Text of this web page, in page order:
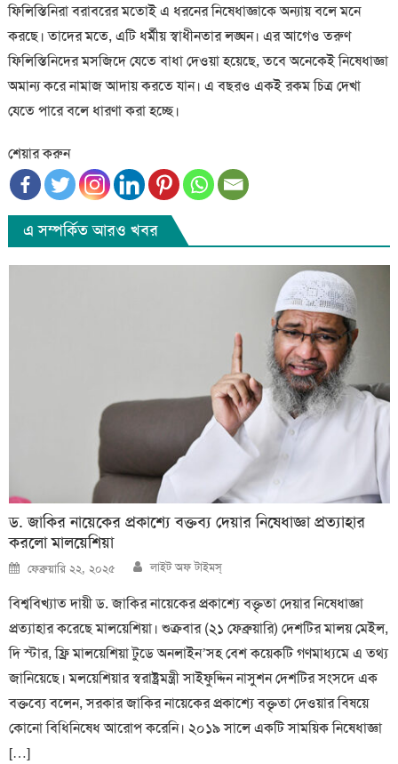
ফিলিস্তিনিরা বরাবরের মতোই এ ধরনের নিষেধাজ্ঞাকে অন্যায় বলে মনে
করছে। তাদের মতে, এটি ধর্মীয় স্বাধীনতার লঙ্ঘন। এর আগেও তরুণ
ফিলিস্তিনিদের মসজিদে যেতে বাধা দেওয়া হয়েছে, তবে অনেকেই নিষেধাজ্ঞা
অমান্য করে নামাজ আদায় করতে যান। এ বছরও একই রকম চিত্র দেখা
যেতে পারে বলে ধারণা করা হচ্ছে।
শেয়ার করুন
এ সম্পর্কিত আরও খবর
ড. জাকির নায়েকের প্রকাশ্যে বক্তব্য দেয়ার নিষেধাজ্ঞা প্রত্যাহার
করলো মালয়েশিয়া
Posted
on
ফেব্রুয়ারি ২২, ২০২৫ Author
লাইট অফ টাইমস্
বিশ্ববিখ্যাত দায়ী ড. জাকির নায়েকের প্রকাশ্যে বক্তৃতা দেয়ার নিষেধাজ্ঞা
প্রত্যাহার করেছে মালয়েশিয়া। শুক্রবার (২১ ফেব্রুয়ারি) দেশটির মালয় মেইল,
দি স্টার, ফ্রি মালয়েশিয়া টুডে অনলাইন’সহ বেশ কয়েকটি গণমাধ্যমে এ তথ্য
জানিয়েছে। মলয়েশিয়ার স্বরাষ্ট্রমন্ত্রী সাইফুদ্দিন নাসুশন দেশটির সংসদে এক
বক্তব্যে বলেন, সরকার জাকির নায়েকের প্রকাশ্যে বক্তৃতা দেওয়ার বিষয়ে
কোনো বিধিনিষেধ আরোপ করেনি। ২০১৯ সালে একটি সাময়িক নিষেধাজ্ঞা
[…]